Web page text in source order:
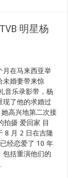
明星杨
月在马来西亚举
未婚妻带来惊
音乐录影带，杨
现了他的求婚过
高兴地第二次接
拍摄 爱回家 目
8 月 2 日在吉隆
经恋爱了 10 年
包括重演他们的